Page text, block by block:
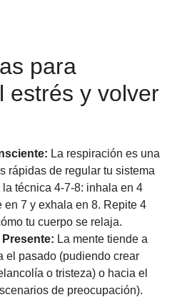
para
estrés y volver
La respiración es una
rápidas de regular tu sistema
técnica 4-7-8: inhala en 4
en 7 y exhala en 8. Repite 4
tu cuerpo se relaja.
La mente tiende a
el pasado (pudiendo crear
o tristeza) o hacia el
de preocupación).